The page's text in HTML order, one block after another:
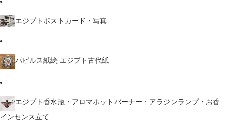
エジプトポストカード・写真
パピルス紙絵 エジプト古代紙
エジプト香水瓶・アロマポットバーナー・アラジンランプ・お香
インセンス立て